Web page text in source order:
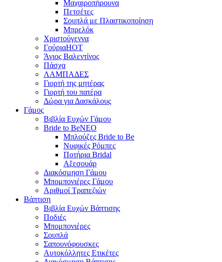
Μαχαιροπήρουνα
Πετσέτες
Σουπλά με Πλαστικοποίηση
Μπρελόκ
Χριστούγεννα
ΓούριαHOT
Άγιος Βαλεντίνος
Πάσχα
ΛΑΜΠΑΔΕΣ
Γιορτή της μητέρας
Γιορτή του πατέρα
Δώρα για Δασκάλους
Γάμος
Βιβλία Ευχών Γάμου
Bride to BeNEO
Μπλούζες Bride to Be
Νυφικές Ρόμπες
Ποτήρια Bridal
Αξεσουάρ
Διακόσμηση Γάμου
Μπομπονιέρες Γάμου
Αριθμοί Τραπεζιών
Βάπτιση
Βιβλία Ευχών Βάπτισης
Ποδιές
Μπομπονιέρες
Σουπλά
Σαπουνόφουσκες
Αυτοκόλλητες Ετικέτες